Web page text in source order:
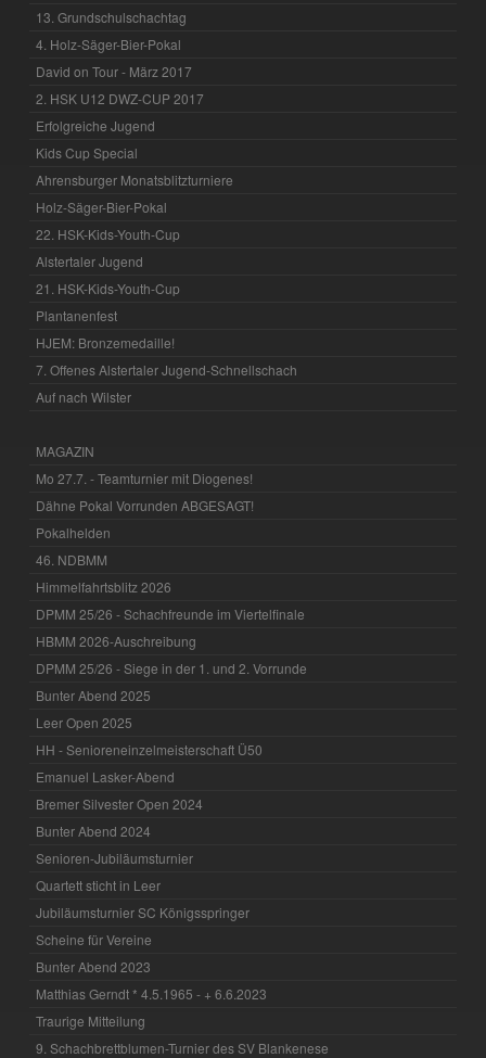
13. Grundschulschachtag
4. Holz-Säger-Bier-Pokal
David on Tour - März 2017
2. HSK U12 DWZ-CUP 2017
Erfolgreiche Jugend
Kids Cup Special
Ahrensburger Monatsblitzturniere
Holz-Säger-Bier-Pokal
22. HSK-Kids-Youth-Cup
Alstertaler Jugend
21. HSK-Kids-Youth-Cup
Plantanenfest
HJEM: Bronzemedaille!
7. Offenes Alstertaler Jugend-Schnellschach
Auf nach Wilster
MAGAZIN
Mo 27.7. - Teamturnier mit Diogenes!
Dähne Pokal Vorrunden ABGESAGT!
Pokalhelden
46. NDBMM
Himmelfahrtsblitz 2026
DPMM 25/26 - Schachfreunde im Viertelfinale
HBMM 2026-Auschreibung
DPMM 25/26 - Siege in der 1. und 2. Vorrunde
Bunter Abend 2025
Leer Open 2025
HH - Senioreneinzelmeisterschaft Ü50
Emanuel Lasker-Abend
Bremer Silvester Open 2024
Bunter Abend 2024
Senioren-Jubiläumsturnier
Quartett sticht in Leer
Jubiläumsturnier SC Königsspringer
Scheine für Vereine
Bunter Abend 2023
Matthias Gerndt * 4.5.1965 - + 6.6.2023
Traurige Mitteilung
9. Schachbrettblumen-Turnier des SV Blankenese